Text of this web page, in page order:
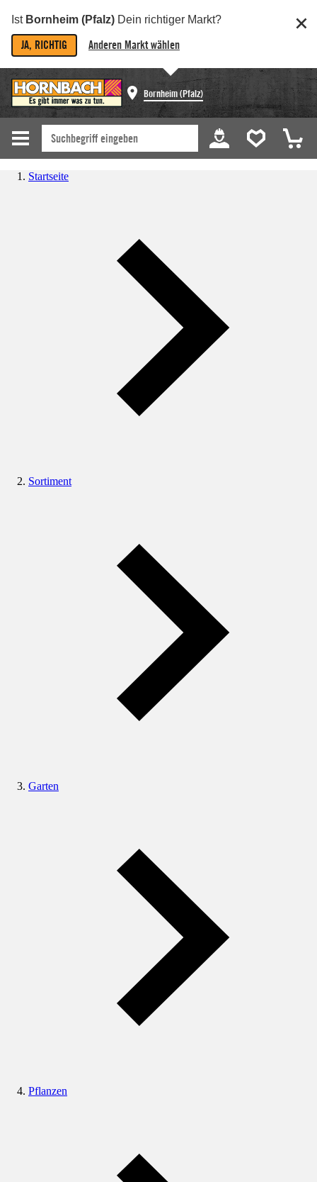
Ist Bornheim (Pfalz) Dein richtiger Markt?
JA, RICHTIG Anderen Markt wählen
Bornheim (Pfalz)
Startseite
Sortiment
Garten
Pflanzen